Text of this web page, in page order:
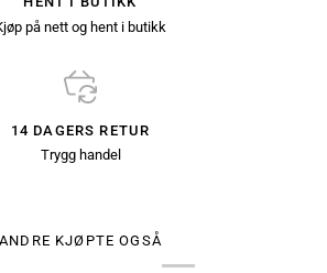
på nett og hent i butikk
14 DAGERS RETUR
Trygg handel
ANDRE KJØPTE OGSÅ